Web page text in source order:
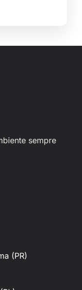
sempre
(PR)